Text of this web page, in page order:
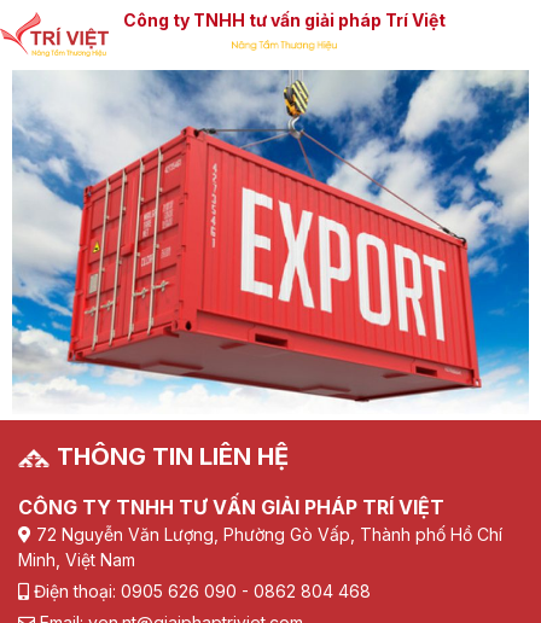
Công ty TNHH tư vấn giải pháp Trí Việt
THÔNG TIN LIÊN HỆ
CÔNG TY TNHH TƯ VẤN GIẢI PHÁP TRÍ VIỆT
72 Nguyễn Văn Lượng, Phường Gò Vấp, Thành phố Hồ Chí
Minh, Việt Nam
Điện thoại: 0905 626 090 - 0862 804 468